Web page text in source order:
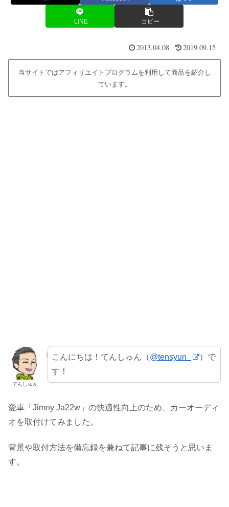
LINE コピー
2013.04.08 2019.09.15
当サイトではアフィリエイトプログラムを利用して商品を紹介し
ています。
てんしゅん
こんにちは！てんしゅん（@tensyun_
）で
す！
愛車「Jimny Ja22w」の快適性向上のため、カーオーディ
オを取付けてみました。
背景や取付方法を備忘録を兼ねて記事に残そうと思いま
す。